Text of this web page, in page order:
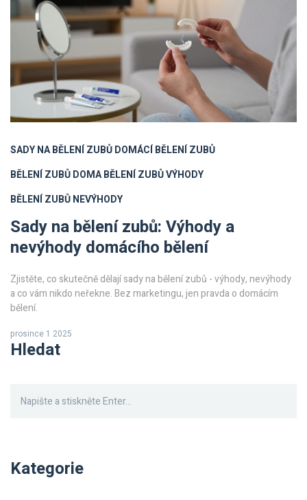
SADY NA BĚLENÍ ZUBŮDOMÁCÍ BĚLENÍ ZUBŮ
BĚLENÍ ZUBŮ DOMABĚLENÍ ZUBŮ VÝHODY
BĚLENÍ ZUBŮ NEVÝHODY
Sady na bělení zubů: Výhody a
nevýhody domácího bělení
Zjistěte, co skutečně dělají sady na bělení zubů - výhody, nevýhody
a co vám nikdo neřekne. Bez marketingu, jen pravda o domácím
bělení.
prosince 1 2025
Hledat
Kategorie